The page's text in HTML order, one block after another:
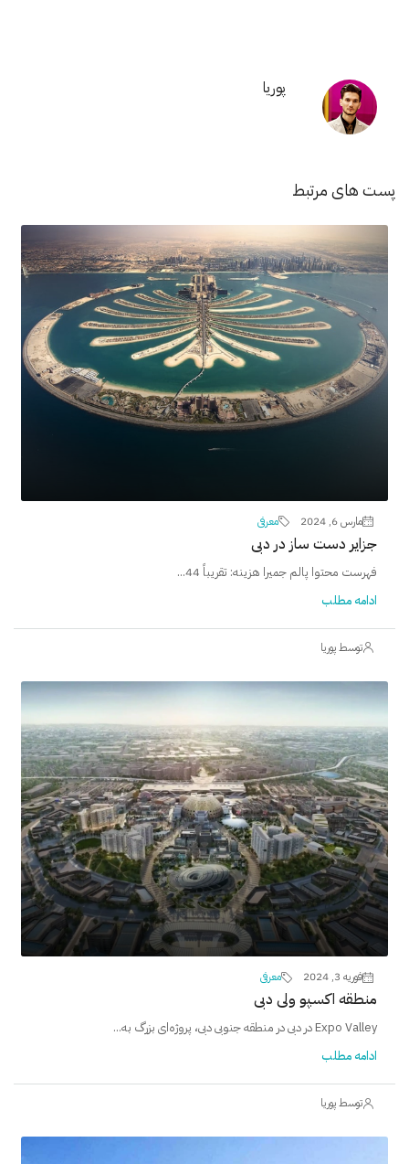
پوریا
پست های مرتبط
مارس 6, 2024 معرفی
جزایر دست ساز در دبی
فهرست محتوا پالم جمیرا هزینه: تقریباً 44...
ادامه مطلب
توسط پوریا
فوریه 3, 2024 معرفی
منطقه اکسپو ولی دبی
Expo Valley در دبی در منطقه جنوبی دبی، پروژه‌ای بزرگ به‌...
ادامه مطلب
توسط پوریا